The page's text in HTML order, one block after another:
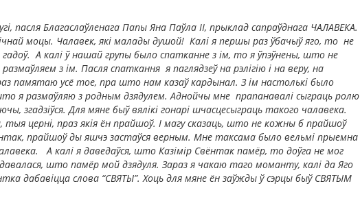
пасля Благаслаўленага Папы Яна Паўла ІІ, прыклад сапраўднага ЧАЛАВЕКА.
чнай моцы. Чалавек, які малады душой! Калі я першы раз ўбачыў яго, то не
А калі ў нашай групы было спатканне з ім, то я ўпэўнены, што не
з ім. Пасля спаткання я паглядзеў на рэлігію і на веру, на
памятаю усё тое, пра што нам казаў кардынал. З ім настолькі было
я размаўляю з родным дзядулем. Аднойчы мне прапанавалі сыграць ролю
згадзіўся. Для мяне быў вялікі гонарі шчасцесыграць такого чалавека.
церні, праз якія ён прайшоў. І магу сказаць, што не кожны б прайшоў
ак, прайшоў ды яшчэ застаўся верным. Мне таксама было вельмі прыемна
А калі я даведаўся, што Казімір Свёнтак памёр, то доўга не мог
што памёр мой дзядуля. Зараз я чакаю таго моманту, калі да Яго
дабавіцца слова “СВЯТЫ”. Хоць для мяне ён заўжды ў сэрцы быў СВЯТЫМ